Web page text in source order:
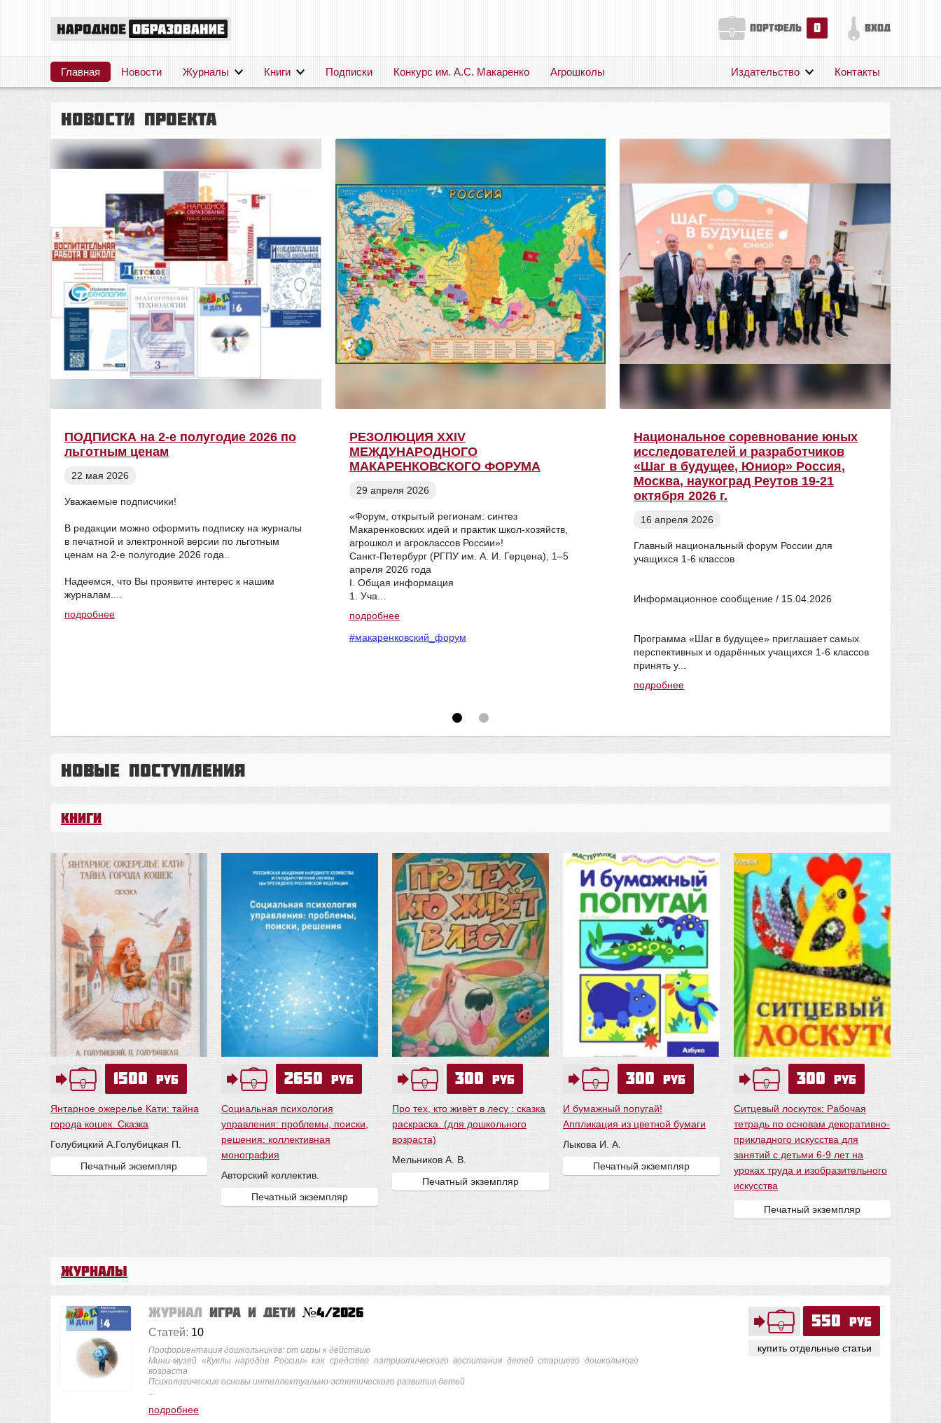
портфель 0 вход
Главная Новости Журналы Книги Подписки Конкурс им. А.С. Макаренко Агрошколы
Поддержка
Издательство Контакты
Новости проекта
ПОДПИСКА на 2-е полугодие 2026 по
льготным ценам
22 мая 2026
Уважаемые подписчики!
В редакции можно оформить подписку на журналы
в печатной и электронной версии по льготным
ценам на 2-е полугодие 2026 года..
Надеемся, что Вы проявите интерес к нашим
журналам....
подробнее
РЕЗОЛЮЦИЯ XXIV
МЕЖДУНАРОДНОГО
МАКАРЕНКОВСКОГО ФОРУМА
29 апреля 2026
«Форум, открытый регионам: синтез
Макаренковских идей и практик школ-хозяйств,
агрошкол и агроклассов России»!
Санкт-Петербург (РГПУ им. А. И. Герцена), 1–5
апреля 2026 года
I. Общая информация
1. Уча...
подробнее
#макаренковский_форум
Национальное соревнование юных
исследователей и разработчиков
«Шаг в будущее, Юниор» Россия,
Москва, наукоград Реутов 19-21
октября 2026 г.
16 апреля 2026
Главный национальный форум России для
учащихся 1-6 классов
Информационное сообщение / 15.04.2026
Программа «Шаг в будущее» приглашает самых
перспективных и одарённых учащихся 1-6 классов
принять у...
подробнее
Новые поступления
Книги
1500 руб
Янтарное ожерелье Кати: тайна
города кошек. Сказка
Голубицкий А. Голубицкая П.
Печатный экземпляр
2650 руб
Социальная психология
управления: проблемы, поиски,
решения: коллективная
монография
Авторский коллектив.
Печатный экземпляр
300 руб
Про тех, кто живёт в лесу : сказка
раскраска. (для дошкольного
возраста)
Мельников А. В.
Печатный экземпляр
300 руб
И бумажный попугай!
Аппликация из цветной бумаги
Лыкова И. А.
Печатный экземпляр
300 руб
Ситцевый лоскуток: Рабочая
тетрадь по основам декоративно-
прикладного искусства для
занятий с детьми 6-9 лет на
уроках труда и изобразительного
искусства
Печатный экземпляр
Журналы
550 руб
купить отдельные статьи
Журнал Игра и дети №4/2026
Статей: 10
Профориентация дошкольников: от игры к действию
Мини-музей «Куклы народов России» как средство патриотического воспитания детей старшего дошкольного
возраста
Психологические основы интеллектуально-эстетического развития детей
...
подробнее